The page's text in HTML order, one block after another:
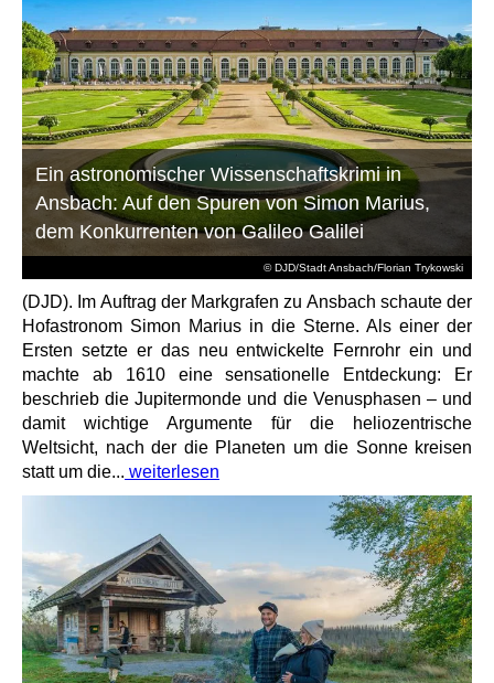
© DJD/Stadt Ansbach/Florian Trykowski
Ein astronomischer Wissenschaftskrimi in
Ansbach: Auf den Spuren von Simon Marius,
dem Konkurrenten von Galileo Galilei
(DJD). Im Auftrag der Markgrafen zu Ansbach schaute der
Hofastronom Simon Marius in die Sterne. Als einer der
Ersten setzte er das neu entwickelte Fernrohr ein und
machte ab 1610 eine sensationelle Entdeckung: Er
beschrieb die Jupitermonde und die Venusphasen – und
damit wichtige Argumente für die heliozentrische
Weltsicht, nach der die Planeten um die Sonne kreisen
statt um die... weiterlesen